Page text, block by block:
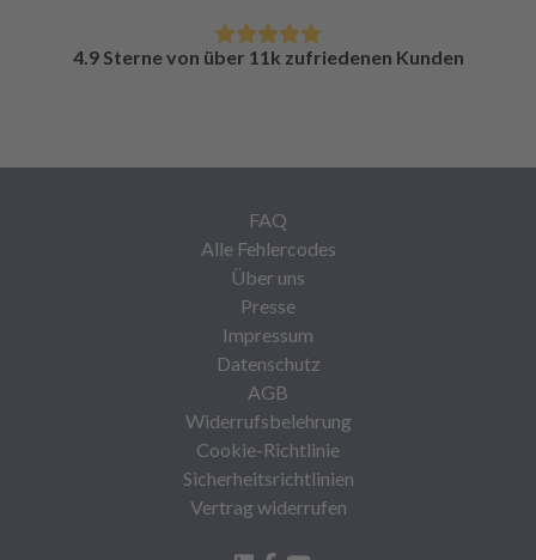
4.9 Sterne von über 11k zufriedenen Kunden
FAQ
Alle Fehlercodes
Über uns
Presse
Impressum
Datenschutz
AGB
Widerrufsbelehrung
Cookie-Richtlinie
Sicherheitsrichtlinien
Vertrag widerrufen